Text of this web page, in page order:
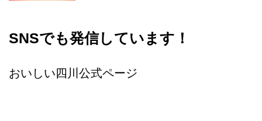
SNSでも発信しています！
おいしい四川公式ページ